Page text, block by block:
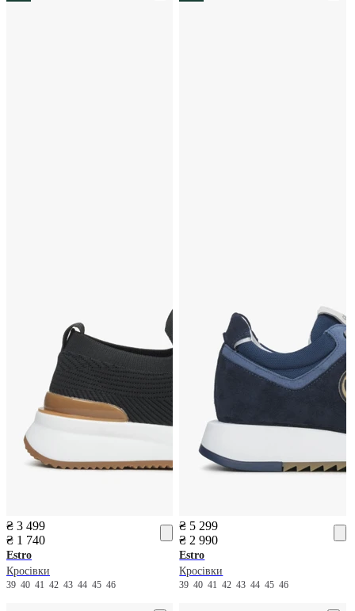
₴ 3 499
₴ 1 740
Estro
Кросівки
39 40 41 42 43 44 45 46
₴ 5 299
₴ 2 990
Estro
Кросівки
3940414243444546